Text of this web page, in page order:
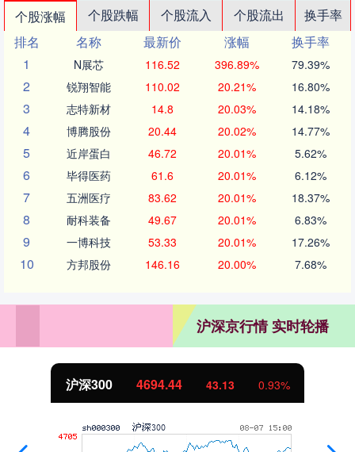
个股涨幅 个股跌幅 个股流入 个股流出
换手率
排名
名称 最新价 涨幅
换手率
1
N展芯 116.52 396.89% 79.39%
2 锐翔智能 110.02 20.21% 16.80%
3 志特新材 14.8 20.03% 14.18%
4 博腾股份 20.44 20.02% 14.77%
5 近岸蛋白 46.72 20.01% 5.62%
6 毕得医药 61.6 20.01% 6.12%
7 五洲医疗 83.62 20.01% 18.37%
8 耐科装备 49.67 20.01% 6.83%
9 一博科技 53.33 20.01% 17.26%
10 方邦股份 146.16 20.00% 7.68%
沪深京行情 实时轮播
沪深300 4694.44 43.13 0.93%